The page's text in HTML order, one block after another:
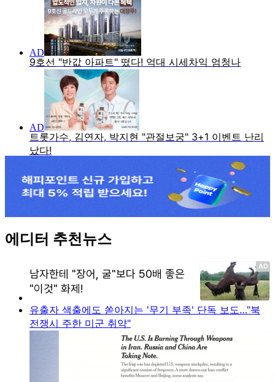
에디터 추천뉴스
유출자 색출에도 쏟아지는 '무기 부족' 단독 보도…"북
전쟁시 주한 미군 취약"